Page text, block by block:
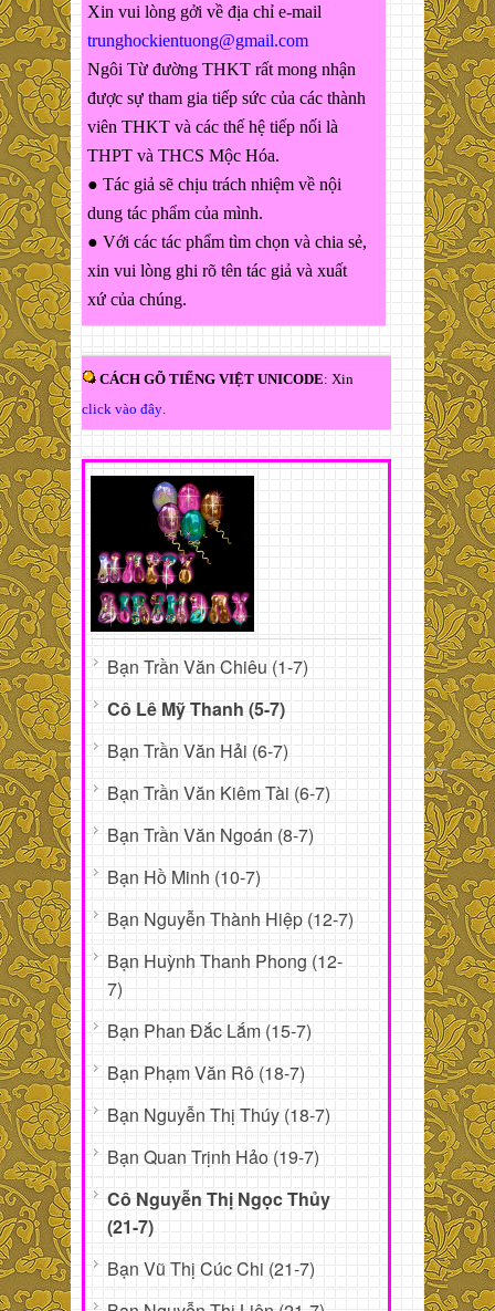
Xin vui lòng gởi về địa chỉ e-mail
trunghockientuong@gmail.com
Ngôi Từ đường THKT rất mong nhận
được sự tham gia tiếp sức của các thành
viên THKT và các thế hệ tiếp nối là
THPT và THCS Mộc Hóa.
● Tác giả sẽ chịu trách nhiệm về nội
dung tác phẩm của mình.
● Với các tác phẩm tìm chọn và chia sẻ,
xin vui lòng ghi rõ tên tác giả và xuất
xứ của chúng.
CÁCH GÕ TIẾNG VIỆT UNICODE: Xin
click vào đây
Bạn Trần Văn Chiêu (1-7)
Cô Lê Mỹ Thanh (5-7)
Bạn Trần Văn Hải (6-7)
Bạn Trần Văn Kiêm Tài (6-7)
Bạn Trần Văn Ngoán (8-7)
Bạn Hồ Minh (10-7)
Bạn Nguyễn Thành Hiệp (12-7)
Bạn Huỳnh Thanh Phong (12-
7)
Bạn Phan Đắc Lắm (15-7)
Bạn Phạm Văn Rô (18-7)
Bạn Nguyễn Thị Thúy (18-7)
Bạn Quan Trịnh Hảo (19-7)
Cô Nguyễn Thị Ngọc Thủy
(21-7)
Bạn Vũ Thị Cúc Chi (21-7)